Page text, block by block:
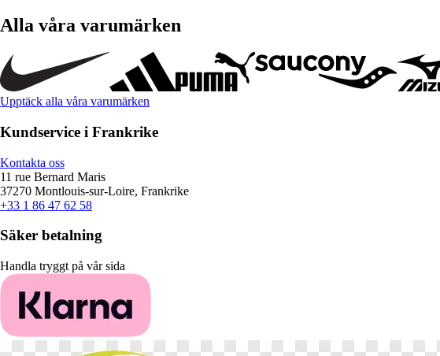
Alla våra varumärken
Upptäck alla våra varumärken
Kundservice i Frankrike
Kontakta oss
11 rue Bernard Maris
37270 Montlouis-sur-Loire, Frankrike
+33 1 86 47 62 58
Säker betalning
Handla tryggt på vår sida